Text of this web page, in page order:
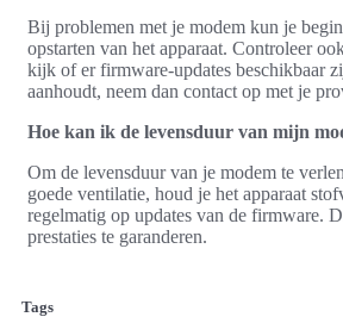
Bij problemen met je modem kun je
opstarten van het apparaat. Controleer
kijk of er firmware-updates beschikbaar
aanhoudt, neem dan contact op met je
Hoe kan ik de levensduur van mijn
Om de levensduur van je modem te
goede ventilatie, houd je het apparaat
regelmatig op updates van de firmware.
prestaties te garanderen.
Tags